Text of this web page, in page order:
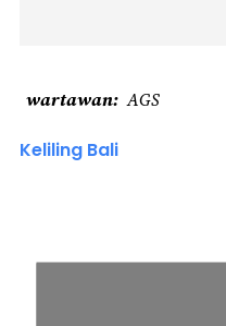
wartawan AGS
Keliling Bali